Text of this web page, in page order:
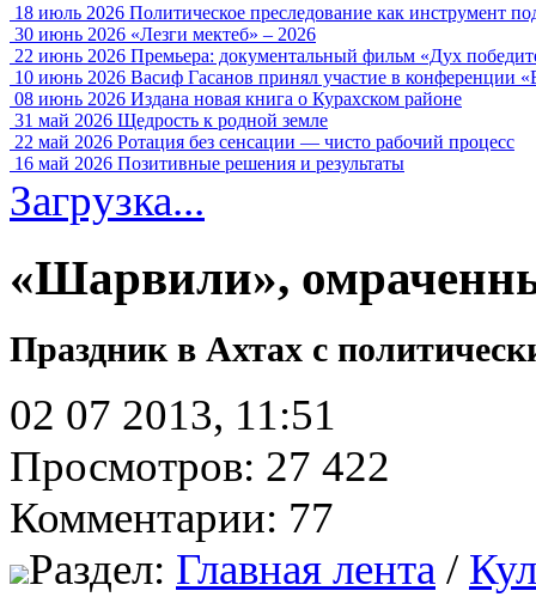
18 июль 2026 Политическое преследование как инструмент
30 июнь 2026 «Лезги мектеб» – 2026
22 июнь 2026 Премьера: документальный фильм «Дух
10 июнь 2026 Васиф Гасанов принял участие в конференции
08 июнь 2026 Издана новая книга о Курахском районе
31 май 2026 Щедрость к родной земле
22 май 2026 Ротация без сенсации — чисто рабочий процесс
16 май 2026 Позитивные решения и результаты
Загрузка...
«Шарвили»,
Праздник в Ахтах с
02 07 2013, 11:51
Просмотров: 27 422
Комментарии: 77
Раздел: Главная лента /